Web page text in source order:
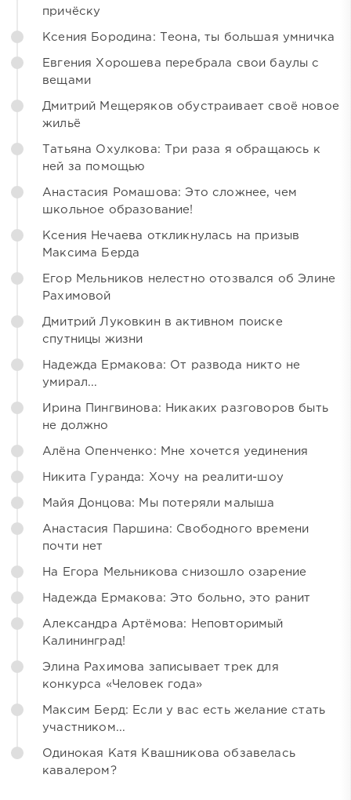
причёску
Ксения Бородина: Теона, ты большая умничка
Евгения Хорошева перебрала свои баулы с
вещами
Дмитрий Мещеряков обустраивает своё новое
жильё
Татьяна Охулкова: Три раза я обращаюсь к
ней за помощью
Анастасия Ромашова: Это сложнее, чем
школьное образование!
Ксения Нечаева откликнулась на призыв
Максима Берда
Егор Мельников нелестно отозвался об Элине
Рахимовой
Дмитрий Луковкин в активном поиске
спутницы жизни
Надежда Ермакова: От развода никто не
умирал...
Ирина Пингвинова: Никаких разговоров быть
не должно
Алёна Опенченко: Мне хочется уединения
Никита Гуранда: Хочу на реалити-шоу
Майя Донцова: Мы потеряли малыша
Анастасия Паршина: Свободного времени
почти нет
На Егора Мельникова снизошло озарение
Надежда Ермакова: Это больно, это ранит
Александра Артёмова: Неповторимый
Калининград!
Элина Рахимова записывает трек для
конкурса «Человек года»
Максим Берд: Если у вас есть желание стать
участником...
Одинокая Катя Квашникова обзавелась
кавалером?